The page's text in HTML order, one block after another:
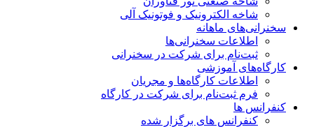
شاخه‌ الکترونیک و فوتونیک آلی
سخنرانی‌های ماهانه
اطلاعات سخنرانی‌‌ها
ثبت‌نام برای شرکت در سخنرانی
کارگاه‌های آموزشی
اطلاعات کارگاه‌ها و مجریان
فرم ثبت‌نام برای شرکت در کارگاه
کنفرانس ها
کنفرانس های برگزار شده